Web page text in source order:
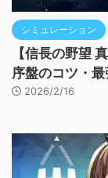
シミュレーション
【信長の野望
序盤のコツ・
2026/2/16